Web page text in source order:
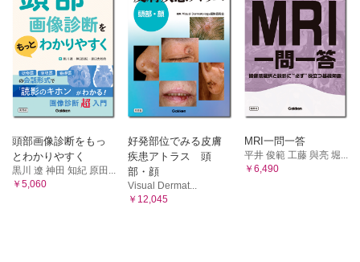
頭部画像診断をもっ
とわかりやすく
黒川 遼 神田 知紀 原田...
￥5,060
好発部位でみる皮膚
疾患アトラス 頭
部・顔
Visual Dermat...
￥12,045
MRI一問一答
平井 俊範 工藤 與亮 堀...
￥6,490